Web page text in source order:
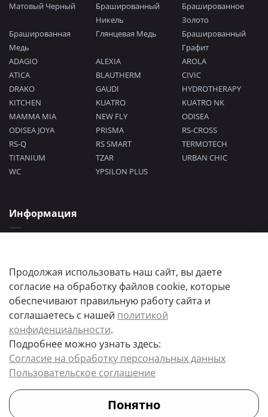
Матовый Черный
Брашированный
Никель
Брашированное
Золото
Брашированная
Медь
Глянцевая Медь
Брашированный
Графит
ADAGIO
ALEXIA
AROLA
ATICA
BLAUTHERM
CIVIC
DRAKO
GAUDI
HYDROTHERAPY
KITCHEN
KUATRO
KUATRO NK
MAMMA MIA
NEW FLY
ODISEA
ODISEA JOYA
PRISMA
RS-CROSS
RS-Q
RS SMART
TERMOTECH
TITANIUM
TZAR
URBAN CHIC
WC
YPSILON PLUS
Информация
Пользовательское соглашение
Цены товаров и их количество, а так же комплектация и цвета носят
информационный характер.
Точную стоимость и наличие товара, уточняйте у менеджера.
Продолжая использовать наш сайт, вы даете
согласие на обработку файлов cookie, которые
обеспечивают правильную работу сайта и
соглашаетесь с нашей политикой
конфиденциальности.
Подробнее можно узнать здесь:
Согласие на обработку персональных данных
Пользовательское соглашение
Понятно